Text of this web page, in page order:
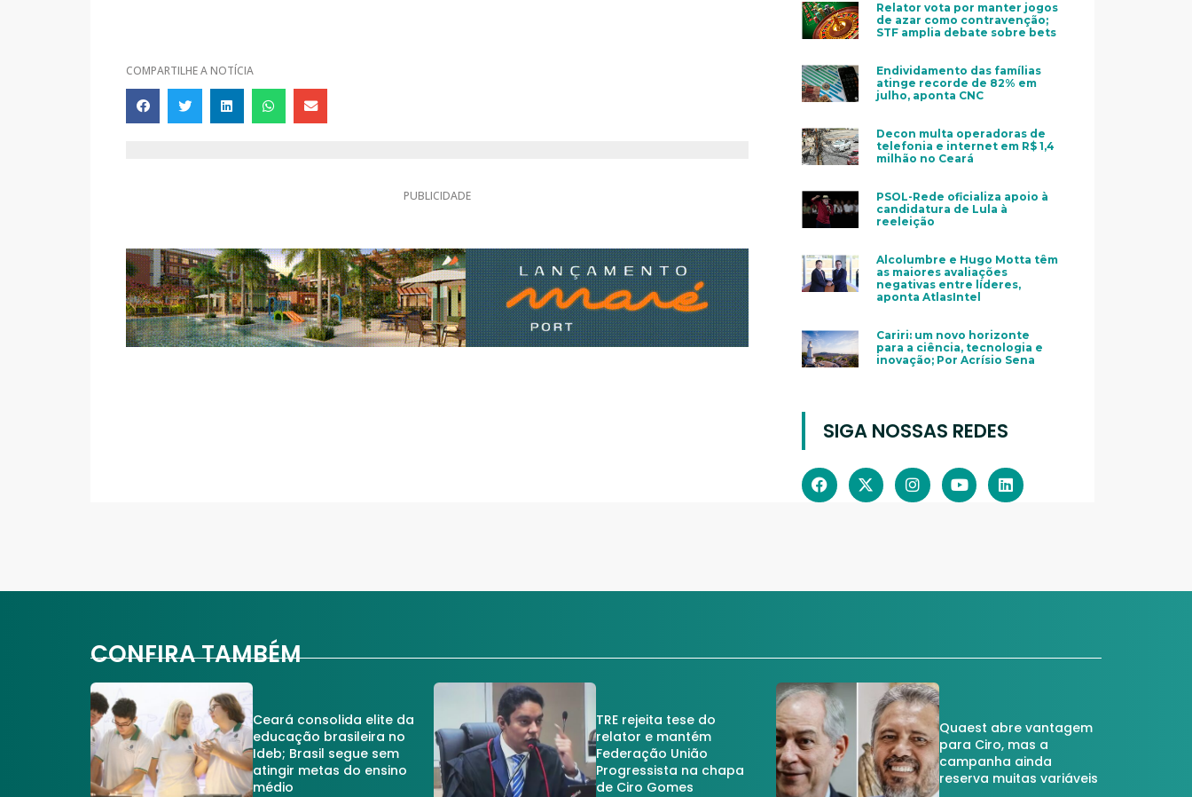
COMPARTILHE A NOTÍCIA
PUBLICIDADE
Relator vota por manter jogos
de azar como contravenção;
STF amplia debate sobre bets
Endividamento das famílias
atinge recorde de 82% em
julho, aponta CNC
Decon multa operadoras de
telefonia e internet em R$ 1,4
milhão no Ceará
PSOL-Rede oficializa apoio à
candidatura de Lula à
reeleição
Alcolumbre e Hugo Motta têm
as maiores avaliações
negativas entre líderes,
aponta AtlasIntel
Cariri: um novo horizonte
para a ciência, tecnologia e
inovação; Por Acrísio Sena
SIGA NOSSAS REDES
CONFIRA TAMBÉM
Ceará consolida elite da
educação brasileira no
Ideb; Brasil segue sem
atingir metas do ensino
médio
TRE rejeita tese do
relator e mantém
Federação União
Progressista na chapa
de Ciro Gomes
Quaest abre vantagem
para Ciro, mas a
campanha ainda
reserva muitas variáveis